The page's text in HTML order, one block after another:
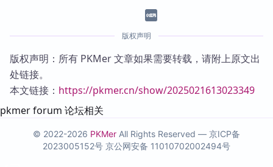
版权声明
版权声明：所有 PKMer 文章如果需要转载，请附上原文出
处链接。
本文链接： https://pkmer.cn/show/2025021613023349
pkmer forum 论坛相关
© 2022-2026 PKMer All Rights Reserved — 京ICP备
2023005152号 京公网安备 11010702002494号